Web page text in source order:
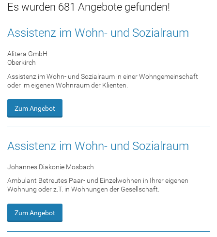
Es wurden 681 Angebote gefunden!
Assistenz im Wohn- und Sozialraum
Alitera GmbH
Oberkirch
Assistenz im Wohn- und Sozialraum in einer Wohngemeinschaft
oder im eigenen Wohnraum der Klienten.
Zum Angebot
Assistenz im Wohn- und Sozialraum
Johannes Diakonie Mosbach
Ambulant Betreutes Paar- und Einzelwohnen in Ihrer eigenen
Wohnung oder z.T. in Wohnungen der Gesellschaft.
Zum Angebot